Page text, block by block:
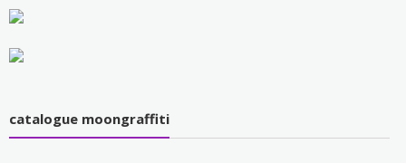
catalogue moongraffiti